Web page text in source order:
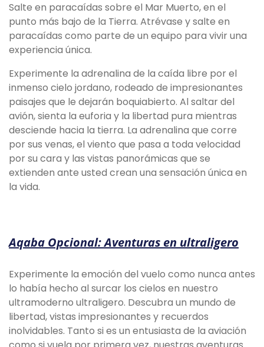
Salte en paracaídas sobre el Mar Muerto, en el
punto más bajo de la Tierra. Atrévase y salte en
paracaídas como parte de un equipo para vivir una
experiencia única.
Experimente la adrenalina de la caída libre por el
inmenso cielo jordano, rodeado de impresionantes
paisajes que le dejarán boquiabierto. Al saltar del
avión, sienta la euforia y la libertad pura mientras
desciende hacia la tierra. La adrenalina que corre
por sus venas, el viento que pasa a toda velocidad
por su cara y las vistas panorámicas que se
extienden ante usted crean una sensación única en
la vida.
Aqaba Opcional: Aventuras en ultraligero
Experimente la emoción del vuelo como nunca antes
lo había hecho al surcar los cielos en nuestro
ultramoderno ultraligero. Descubra un mundo de
libertad, vistas impresionantes y recuerdos
inolvidables. Tanto si es un entusiasta de la aviación